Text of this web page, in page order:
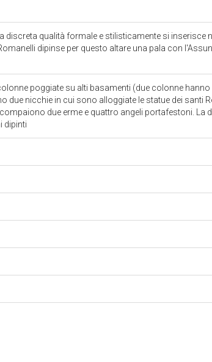
discreta qualità formale e stilisticamente si inserisce
dipinse per questo altare una pala con
poggiate su alti basamenti (due colonne
due nicchie in cui sono alloggiate le statue dei santi
due erme e quattro angeli portafestoni. La
dipinti